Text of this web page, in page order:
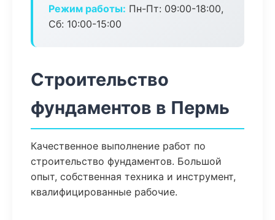
Режим работы: Пн-Пт: 09:00-18:00,
Сб: 10:00-15:00
Строительство
фундаментов в Пермь
Качественное выполнение работ по
строительство фундаментов. Большой
опыт, собственная техника и инструмент,
квалифицированные рабочие.